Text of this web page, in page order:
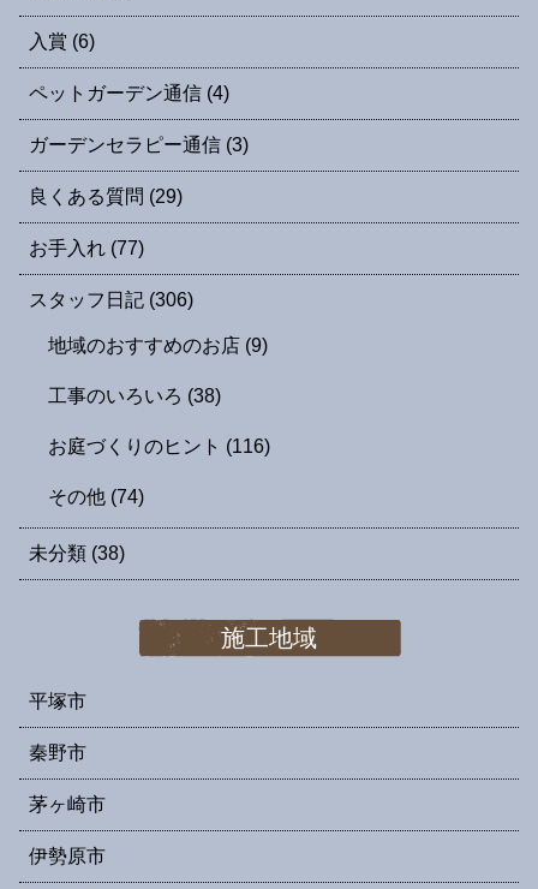
入賞 (6)
ペットガーデン通信 (4)
ガーデンセラピー通信 (3)
良くある質問 (29)
お手入れ (77)
スタッフ日記 (306)
地域のおすすめのお店 (9)
工事のいろいろ (38)
お庭づくりのヒント (116)
その他 (74)
未分類 (38)
施工地域
平塚市
秦野市
茅ヶ崎市
伊勢原市